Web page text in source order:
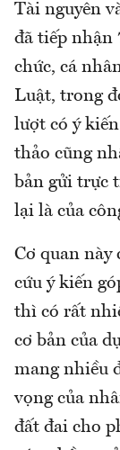
Tài nguyên
đã tiếp nhận
chức, cá
Luật, trong
lượt có ý
thảo cũng
bản gửi trực
lại là của
Cơ quan này
cứu ý kiến
thì có rất
cơ bản của
mang nhiều
vọng của
đất đai cho